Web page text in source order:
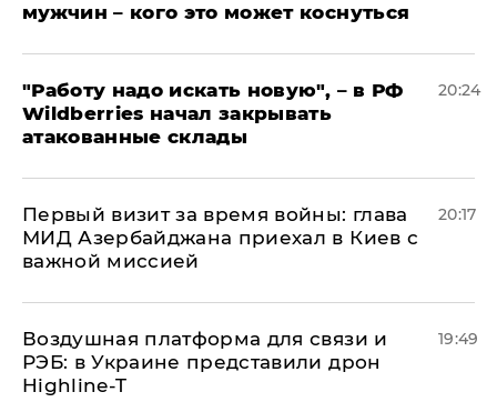
мужчин – кого это может коснуться
"Работу надо искать новую", – в РФ
Wildberries начал закрывать
атакованные склады
20:24
Первый визит за время войны: глава
МИД Азербайджана приехал в Киев с
важной миссией
20:17
Воздушная платформа для связи и
РЭБ: в Украине представили дрон
Highline-T
19:49